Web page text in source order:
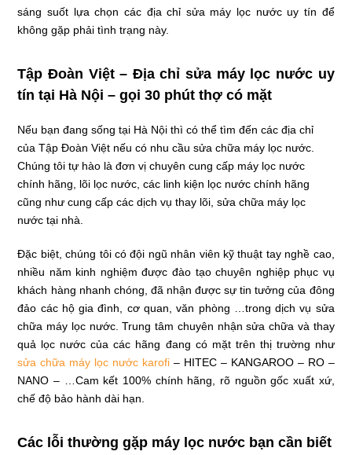
sáng suốt lựa chọn các địa chỉ sửa máy lọc nước uy tín để
không gặp phải tình trạng này.
Tập Đoàn Việt – Địa chỉ sửa máy lọc nước uy
tín tại Hà Nội – gọi 30 phút thợ có mặt
Nếu bạn đang sống tại Hà Nội thì có thể tìm đến các địa chỉ
của Tập Đoàn Việt nếu có nhu cầu sửa chữa máy lọc nước.
Chúng tôi tự hào là đơn vị chuyên cung cấp máy lọc nước
chính hãng, lõi lọc nước, các linh kiện lọc nước chính hãng
cũng như cung cấp các dịch vụ thay lõi, sửa chữa máy lọc
nước tại nhà.
Đặc biệt, chúng tôi có đội ngũ nhân viên kỹ thuật tay nghề cao,
nhiều năm kinh nghiệm được đào tạo chuyên nghiệp phục vụ
khách hàng nhanh chóng, đã nhận được sự tin tưởng của đông
đảo các hộ gia đình, cơ quan, văn phòng …trong dịch vụ sửa
chữa máy lọc nước. Trung tâm chuyên nhận sửa chữa và thay
quả lọc nước của các hãng đang có mặt trên thị trường như
sửa chữa máy lọc nước karofi – HITEC – KANGAROO – RO –
NANO – …Cam kết 100% chính hãng, rõ nguồn gốc xuất xứ,
chế độ bảo hành dài hạn.
Các lỗi thường gặp máy lọc nước bạn cần biết